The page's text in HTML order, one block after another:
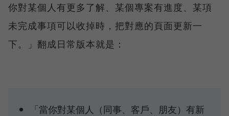
你對某個人有更多了解、某個專案有進度、某項
未完成事項可以收掉時，把對應的頁面更新一
下。」翻成日常版本就是：
「當你對某個人（同事、客戶、朋友）有新